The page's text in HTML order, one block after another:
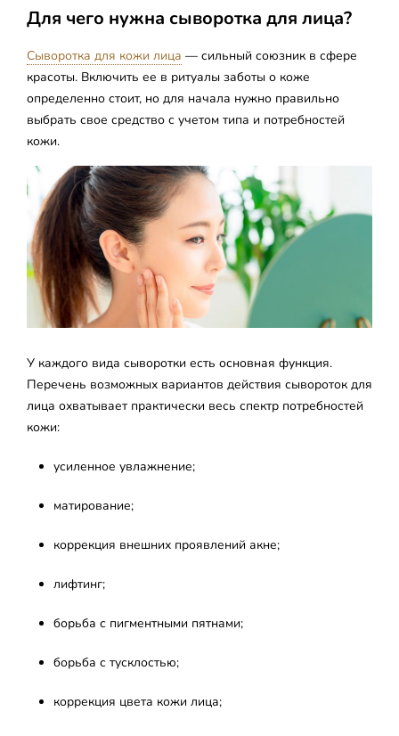
Для чего нужна сыворотка для лица?
Сыворотка для кожи лица — сильный союзник в сфере
красоты. Включить ее в ритуалы заботы о коже
определенно стоит, но для начала нужно правильно
выбрать свое средство с учетом типа и потребностей
кожи.
У каждого вида сыворотки есть основная функция.
Перечень возможных вариантов действия сывороток для
лица охватывает практически весь спектр потребностей
кожи:
усиленное увлажнение;
матирование;
коррекция внешних проявлений акне;
лифтинг;
борьба с пигментными пятнами;
борьба с тусклостью;
коррекция цвета кожи лица;